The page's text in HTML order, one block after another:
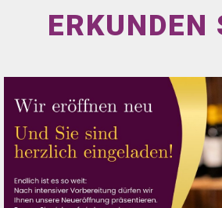
ERKUNDEN